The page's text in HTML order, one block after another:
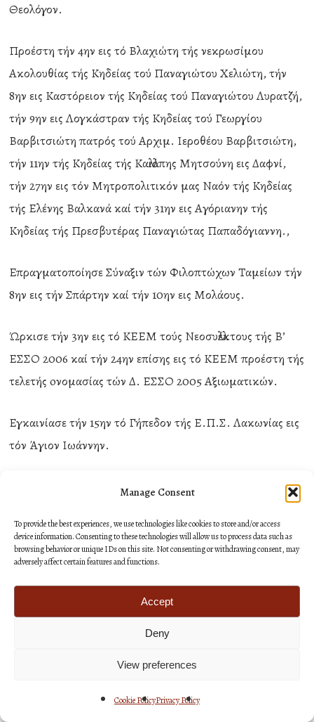
Manage Consent
To provide the best experiences, we use technologies like cookies to store and/or access
device information. Consenting to these technologies will allow us to process data such as
browsing behavior or unique IDs on this site. Not consenting or withdrawing consent, may
adversely affect certain features and functions.
Accept
Deny
View preferences
Cookie PolicyPrivacy Policy
Θεολόγον.
Προέστη τήν 4ην εις τό Βλαχιώτη τής νεκρωσίμου
Ακολουθίας τής Κηδείας τού Παναγιώτου Χελιώτη, τήν
8ην εις Καστόρειον τής Κηδείας τού Παναγιώτου Λυρατζή,
τήν 9ην εις Λογκάστραν τής Κηδείας τού Γεωργίου
Βαρβιτσιώτη πατρός τού Αρχιμ. Ιεροθέου Βαρβιτσιώτη,
τήν 11ην τής Κηδείας τής Καλλιόπης Μητσούνη εις Δαφνί,
τήν 27ην εις τόν Μητροπολιτικόν μας Ναόν τής Κηδείας
τής Ελένης Βαλκανά καί τήν 31ην εις Αγόριανην τής
Κηδείας τής Πρεσβυτέρας Παναγιώτας Παπαδόγιαννη.,
Επραγματοποίησε Σύναξιν τών Φιλοπτώχων Ταμείων τήν
8ην εις τήν Σπάρτην καί τήν 10ην εις Μολάους.
Ώρκισε τήν 3ην εις τό ΚΕΕΜ τούς Νεοσυλλέκτους τής Β’
ΕΣΣΟ 2006 καί τήν 24ην επίσης εις τό ΚΕΕΜ προέστη τής
τελετής oνομασίας τών Δ. ΕΣΣΟ 2005 Αξιωματικών.
Εγκαινίασε τήν 15ην τό Γήπεδον τής Ε.Π.Σ. Λακωνίας εις
τόν Άγιον Ιωάννην.
Προήδρευσε τήν 12ην τής Δ.Ε. τού Μουσείου τής Ιεράς
Γηροκομείου Σπάρτης, τήν 28ην τής Δ.Ε. τής ΕΚΥΟ τής
Εκκλησίας τής Ελλάδος, τήν ιδίαν ημέραν τής Ειδικής
καί Καταστάσεων καί τήν 29ην Συνεδριάσεως τού
Μητροπολιτικού Συμβουλίου.
Εδέχθη τήν 30ήν τήν Ένωσιν τών Επιστημόνων Γυναικών